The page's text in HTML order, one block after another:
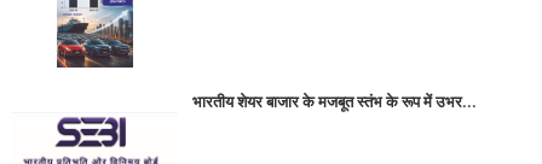
भारतीय शेयर बाजार के मजबूत स्तंभ के रूप में उभर...